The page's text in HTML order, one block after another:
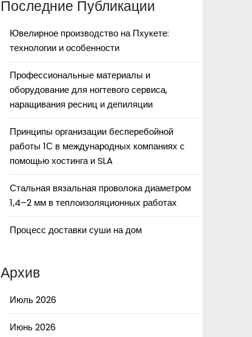
Последние Публикации
Ювелирное производство на Пхукете:
технологии и особенности
Профессиональные материалы и
оборудование для ногтевого сервиса,
наращивания ресниц и депиляции
Принципы организации бесперебойной
работы 1С в международных компаниях с
помощью хостинга и SLA
Стальная вязальная проволока диаметром
1,4–2 мм в теплоизоляционных работах
Процесс доставки суши на дом
Архив
Июль 2026
Июнь 2026